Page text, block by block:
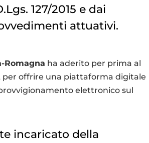
127/2015 e dai
attuativi.
Romagna ha aderito per prima al
per offrire una piattaforma digitale
elettronico sul
incaricato della